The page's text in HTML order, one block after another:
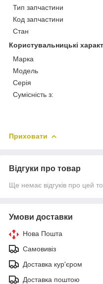
Тип запчастини
Код запчастини
Стан
Користувальницькі
Марка
Модель
Серія
Сумісність з:
Приховати
Відгуки про товар
Ще немає відгуків про цей
Умови доставки
Нова Пошта
Самовивіз
Доставка кур'єром
Доставка поштою